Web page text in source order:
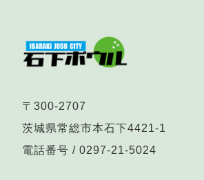
〒300-2707
茨城県常総市本石下4421-1
電話番号 / 0297-21-5024